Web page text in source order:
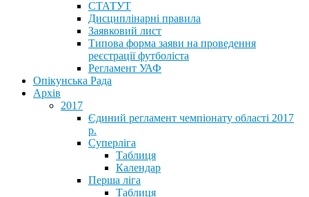
СТАТУТ
Дисциплінарні правила
Заявковий лист
Типова форма заяви на проведення
реєстрації футболіста
Регламент УАФ
Опікунська Рада
Архів
2017
Єдиний регламент чемпіонату області 2017
р.
Суперліга
Таблиця
Календар
Перша ліга
Таблиця